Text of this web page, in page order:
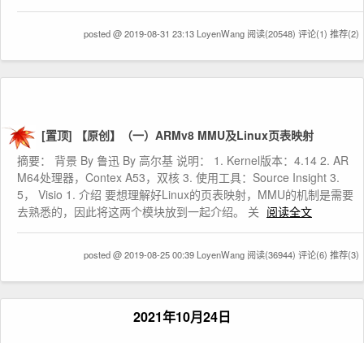
posted @ 2019-08-31 23:13 LoyenWang 阅读(20548) 评论(1) 推荐(2)
[置顶] 【原创】（一）ARMv8 MMU及Linux页表映射
摘要： 背景 By 鲁迅 By 高尔基 说明： 1. Kernel版本：4.14 2. AR
M64处理器，Contex A53，双核 3. 使用工具：Source Insight 3.
5， Visio 1. 介绍 要想理解好Linux的页表映射，MMU的机制是需要
去熟悉的，因此将这两个模块放到一起介绍。 关 阅读全文
posted @ 2019-08-25 00:39 LoyenWang 阅读(36944) 评论(6) 推荐(3)
2021年10月24日